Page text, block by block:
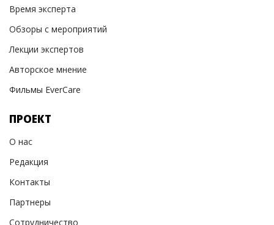
Время эксперта
Обзоры с мероприятий
Лекции экспертов
Авторское мнение
Фильмы EverCare
ПРОЕКТ
О нас
Редакция
Контакты
Партнеры
Сотрудничество